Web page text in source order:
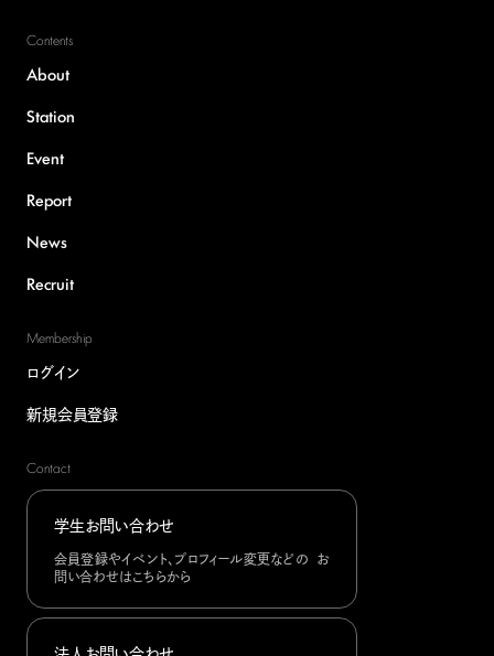
Contents
About
Station
Event
Report
News
Recruit
Membership
ログイン
新規会員登録
Contact
学生お問い合わせ
会員登録やイベント、プロフィール変更などの お
問い合わせはこちらから